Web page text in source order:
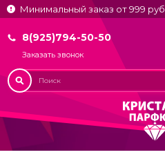
Минимальный заказ от 999 руб.
8(925)794-50-50
Заказать звонок